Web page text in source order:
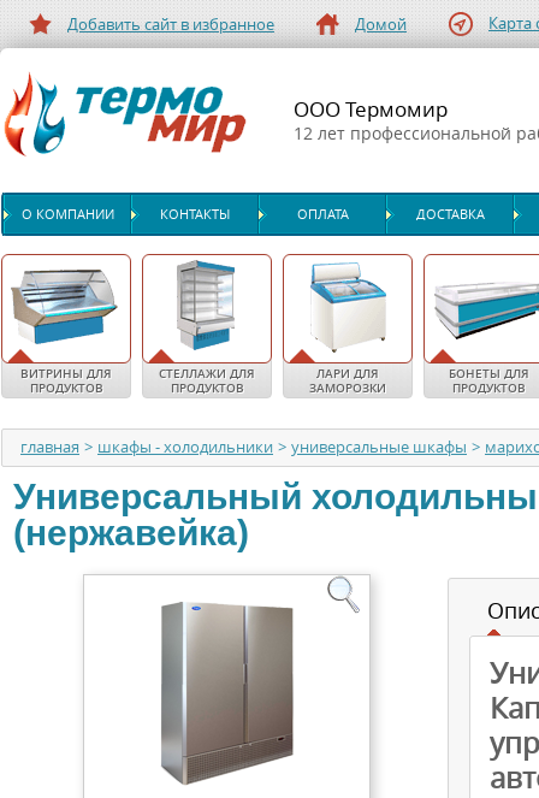
Добавить сайт в избранное Домой Карта
ООО Термомир
12 лет профессиональной
О КОМПАНИИ КОНТАКТЫ ОПЛАТА ДОСТАВКА
ВИТРИНЫ ДЛЯ
ПРОДУКТОВ
СТЕЛЛАЖИ ДЛЯ
ПРОДУКТОВ
ЛАРИ ДЛЯ
ЗАМОРОЗКИ
БОНЕТЫ ДЛЯ
ПРОДУКТОВ
главная > шкафы - холодильники > универсальные шкафы >
Универсальный
(нержавейка)